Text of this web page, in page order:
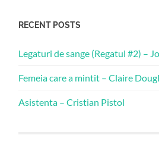
RECENT POSTS
Legaturi de sange (Regatul #2) –
Femeia care a mintit – Claire
Asistenta – Cristian Pistol